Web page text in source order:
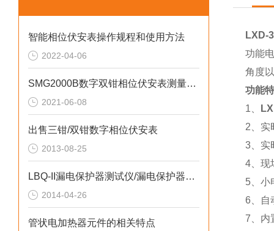
智能相位伏安表操作规程和使用方法
2022-04-06
SMG2000B数字双钳相位伏安表测量线如何连接
2021-06-08
出售三钳/双钳数字相位伏安表
2013-08-25
LBQ-II漏电保护器测试仪/漏电保护器测量仪
2014-04-26
管状电加热器元件的相关特点
LXD-
功能
角度
功能
1、
2、实
3、实
4、现
5、小
6、自
7、内